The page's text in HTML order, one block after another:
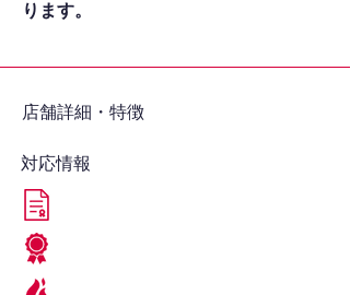
ります。
​店舗詳細・特徴
対応情報